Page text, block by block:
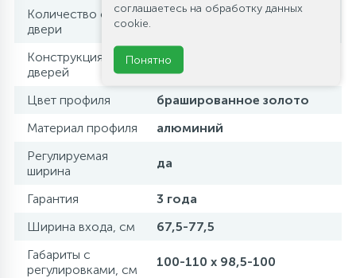
Количество секций
двери
Конструкция
дверей
распашная
Цвет профиля
брашированное золото
Материал профиля
алюминий
Регулируемая
ширина
да
Гарантия
3 года
Ширина входа, см
67,5-77,5
Габариты с
регулировками, см
100-110 x 98,5-100
соглашаетесь на обработку данных
cookie.
Понятно